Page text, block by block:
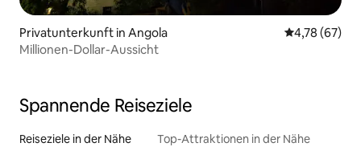
Privatunterkunft in Angola
4,78 (67)
Millionen-Dollar-Aussicht
Spannende Reiseziele
Reiseziele in der Nähe Top-Attraktionen in der Nähe